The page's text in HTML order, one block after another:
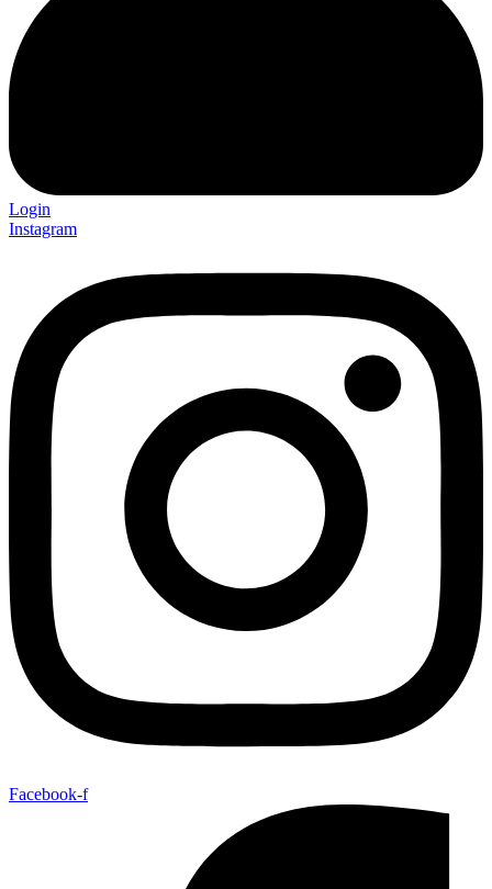
Login
Instagram
Facebook-f